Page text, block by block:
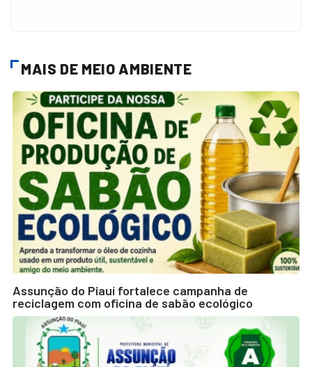
MAIS DE MEIO AMBIENTE
Assunção do Piauí fortalece campanha de
reciclagem com oficina de sabão ecológico